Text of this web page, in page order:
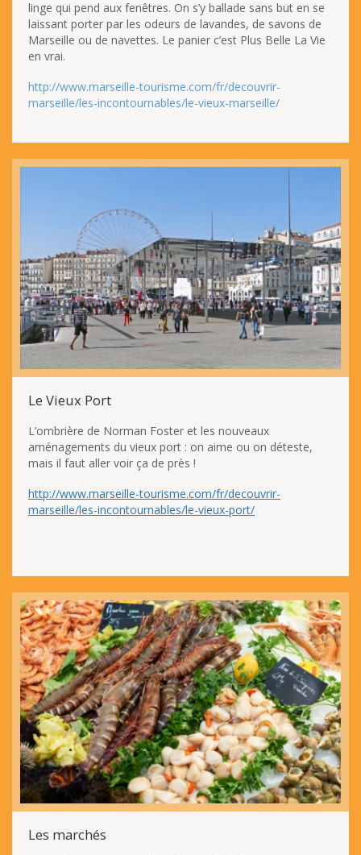
linge qui pend aux fenêtres. On s’y ballade sans but en se
laissant porter par les odeurs de lavandes, de savons de
Marseille ou de navettes. Le panier c’est Plus Belle La Vie
en vrai.
http://www.marseille-tourisme.com/fr/decouvrir-
marseille/les-incontournables/le-vieux-marseille/
Le Vieux Port
L’ombrière de Norman Foster et les nouveaux
aménagements du vieux port : on aime ou on déteste,
mais il faut aller voir ça de près !
http://www.marseille-tourisme.com/fr/decouvrir-
marseille/les-incontournables/le-vieux-port/
Les marchés